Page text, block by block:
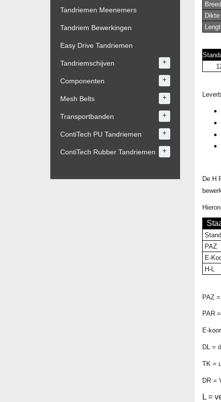
De H
PAZ
E-
H-L
PAZ
PAR
E-
DL =
TK =
DR =
L =
Tandriemen Meenemers
Tandriem Bewerkingen
Easy Drive Tandriemen
Tandriemschijven +
Componenten +
Mesh Belts +
Transportbanden +
ContiTech PU Tandriemen +
ContiTech Rubber Tandriemen +